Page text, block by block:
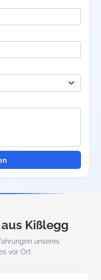
Kißlegg
unseres
vor Ort